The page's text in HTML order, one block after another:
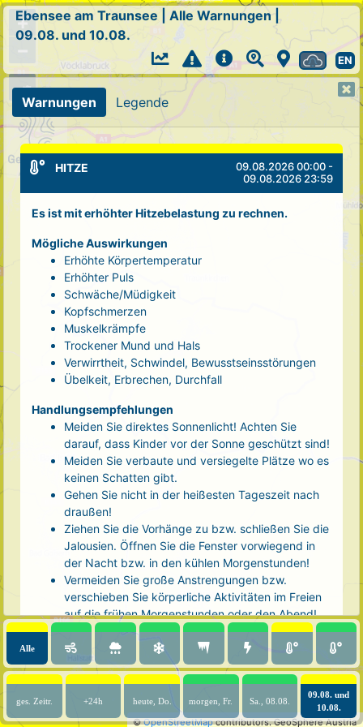
+
©OpenStreetMapcontributors. GeoSphere Austria
Ebensee am Traunsee Alle Warnungen
09.08. und 10.08.
EN
Warnungen Legende
HITZE
09.08.2026 00:00 -
09.08.2026 23:59
Es ist mit erhöhter Hitzebelastung zu rechnen.
Mögliche Auswirkungen
Erhöhte Körpertemperatur
Erhöhter Puls
Schwäche/Müdigkeit
Kopfschmerzen
Muskelkrämpfe
Trockener Mund und Hals
Verwirrtheit, Schwindel, Bewusstseinsstörungen
Übelkeit, Erbrechen, Durchfall
Handlungsempfehlungen
Meiden Sie direktes Sonnenlicht! Achten Sie
darauf, dass Kinder vor der Sonne geschützt sind!
Meiden Sie verbaute und versiegelte Plätze wo es
keinen Schatten gibt.
Gehen Sie nicht in der heißesten Tageszeit nach
draußen!
Ziehen Sie die Vorhänge zu bzw. schließen Sie die
Jalousien. Öffnen Sie die Fenster vorwiegend in
der Nacht bzw. in den kühlen Morgenstunden!
Vermeiden Sie große Anstrengungen bzw.
verschieben Sie körperliche Aktivitäten im Freien
auf die frühen Morgenstunden oder den Abend!
Tragen Sie luftige, helle Kleidung und eine
Kopfbedeckung!
Nehmen Sie eine kühle Dusche! Auch kalte Arm-
und Fußbäder wirken entlastend.
Trinken Sie ausreichend und regelmäßig
(mindestens 2 - 3 Liter pro Tag)! Optimal sind
Alle
ges. Zeitr. +24h heute, Do. morgen, Fr. Sa., 08.08.
09.08. und
10.08.